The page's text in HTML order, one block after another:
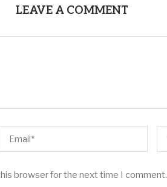
LEAVE A COMMENT
browser for the next time I comment.